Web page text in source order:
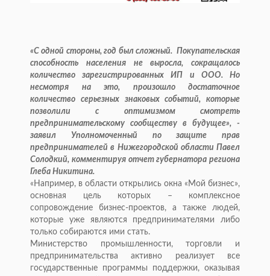
«С одной стороны, год был сложный. Покупательская
способность населения не выросла, сокращалось
количество зарегистрированных ИП и ООО. Но
несмотря на это, произошло достаточное
количество серьезных знаковых событий, которые
позволили с оптимизмом смотреть
предпринимательскому сообществу в будущее», -
заявил Уполномоченный по защите прав
предпринимателей в Нижегородской области Павел
Солодкий, комментируя отчет губернатора региона
Глеба Никитина.
«Например, в области открылись окна «Мой бизнес»,
основная цель которых – комплексное
сопровождение бизнес-проектов, а также людей,
которые уже являются предпринимателями либо
только собираются ими стать.
Министерство промышленности, торговли и
предпринимательства активно реализует все
государственные программы поддержки, оказывая